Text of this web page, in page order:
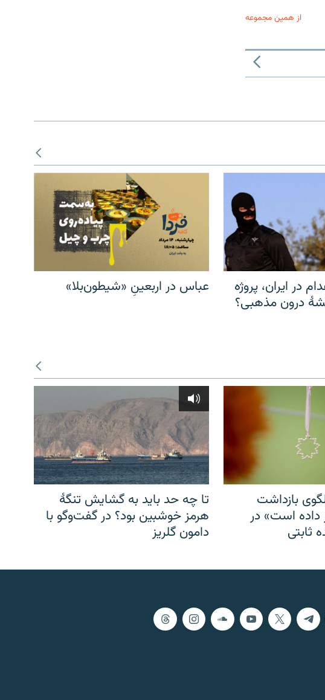
از همین مجموعه
در ایران، پروژه
درون مذهبی؟
عباس در اربعینِ «شیطون‌بلا»
بازداشت
داده است» در
ثابتی
تا چه حد باید به گشایش تنگهٔ
هرمز خوشبین بود؟ در گفت‌وگو با
دامون گلریز